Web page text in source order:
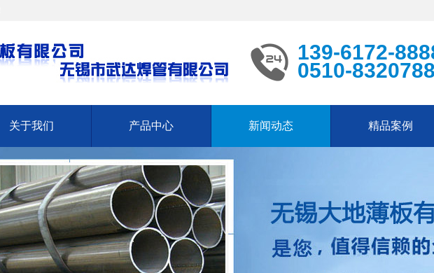
139-6172-
0510-
关于我们 产品中心 新闻动态 精品案例